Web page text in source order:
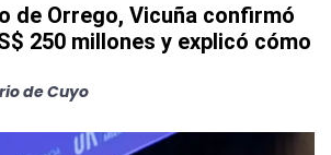
de Orrego, Vicuña confirmó
250 millones y explicó cómo
de Cuyo